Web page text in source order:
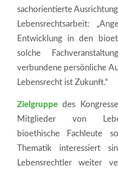
sachorientierte
Lebensrechtsarbeit:
Entwicklung in den
solche
verbundene persönliche
Lebensrecht ist Zukunft.“
Zielgruppedes
Mitglieder von
bioethische Fachleute
Thematik interessiert
Lebensrechtler weiter